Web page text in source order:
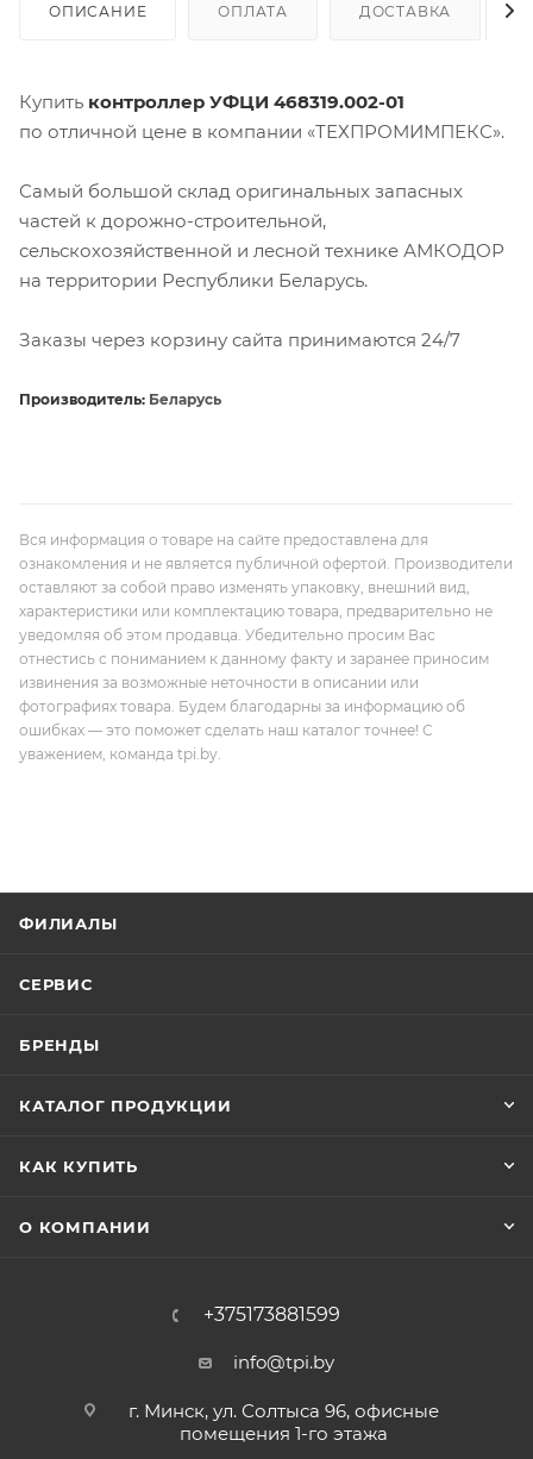
ОПИСАНИЕ ОПЛАТА ДОСТАВКА
Купить контроллер УФЦИ 468319.002-01
по отличной цене в компании «ТЕХПРОМИМПЕКС».
Самый большой склад оригинальных запасных
частей к дорожно-строительной,
сельскохозяйственной и лесной технике АМКОДОР
на территории Республики Беларусь.
Заказы через корзину сайта принимаются 24/7
Производитель: Беларусь
Вся информация о товаре на сайте предоставлена для
ознакомления и не является публичной офертой. Производители
оставляют за собой право изменять упаковку, внешний вид,
характеристики или комплектацию товара, предварительно не
уведомляя об этом продавца. Убедительно просим Вас
отнестись с пониманием к данному факту и заранее приносим
извинения за возможные неточности в описании или
фотографиях товара. Будем благодарны за информацию об
ошибках — это поможет сделать наш каталог точнее! С
уважением, команда tpi.by.
ФИЛИАЛЫ
СЕРВИС
БРЕНДЫ
КАТАЛОГ ПРОДУКЦИИ
КАК КУПИТЬ
О КОМПАНИИ
+375173881599
info@tpi.by
г. Минск, ул. Солтыса 96, офисные
помещения 1-го этажа